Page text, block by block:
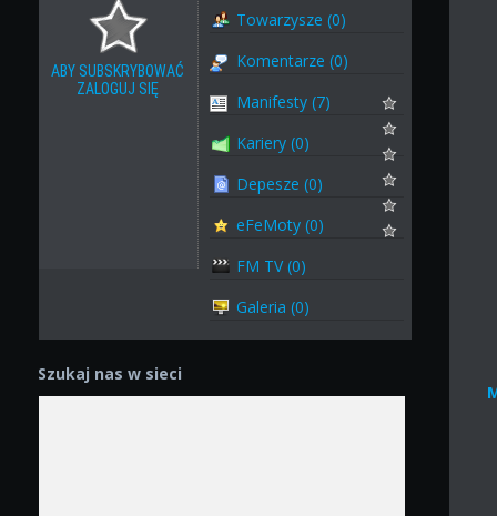
ABY SUBSKRYBOWAĆ
ZALOGUJ SIĘ
Towarzysze (0)
Komentarze (0)
Manifesty (7)
Kariery (0)
Depesze (0)
eFeMoty (0)
FM TV (0)
Galeria (0)
Szukaj nas w sieci